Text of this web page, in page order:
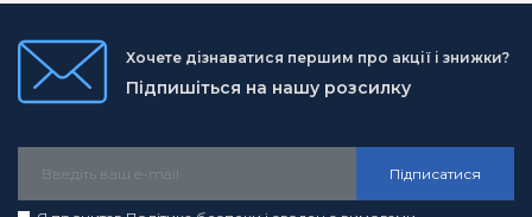
Хочете дізнаватися першим про акції і знижки?
Підпишіться на нашу розсилку
Підписатися